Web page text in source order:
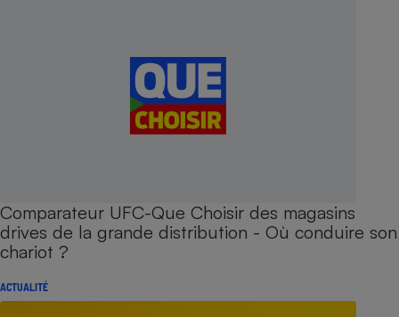
Comparateur UFC-Que Choisir des magasins
drives de la grande distribution - Où conduire son
chariot ?
ACTUALITÉ